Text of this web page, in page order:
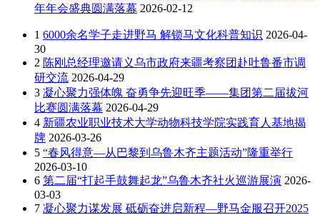
年年会盛典圆满落幕 2026-02-12
1 6000余名学子走进野马 解锁马文化科普知识 2026-04-
30
2 陈刚总经理邀请义乌市政府来疆考察团赴吐鲁番市调
研交流 2026-04-29
3 凝心聚力强体魄 奋勇争先迎旺季——集团第二届拔河
比赛圆满落幕 2026-04-29
4 新疆农业职业技术大学动物科技学院实践育人基地揭
牌 2026-03-26
5 “春风得意—从巴黎到乌鲁木齐主题活动”隆重举行
2026-03-10
6 第二届“打起手鼓舞起龙”乌鲁木齐社火巡游展演 2026-
03-03
7 凝心聚力谋发展 砥砺奋进启新程—野马金服召开2025